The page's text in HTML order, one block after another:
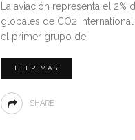
La aviación representa el 2%
globales de CO2
el primer grupo de
LEER MÁS
SHARE